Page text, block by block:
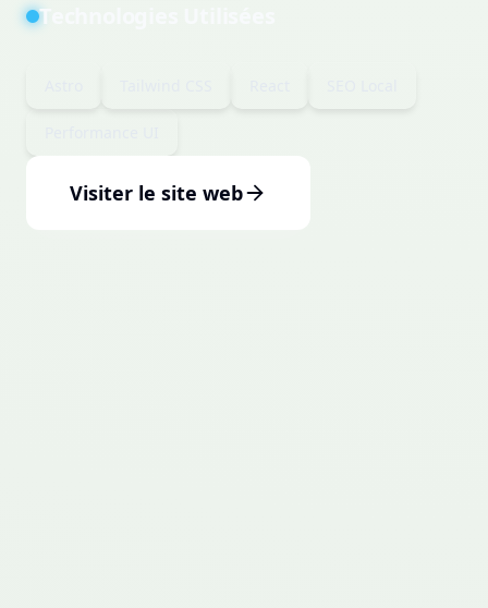
Technologies Utilisées
Visiter le site web